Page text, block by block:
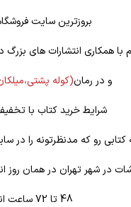
بروزترین سایت
با همکاری انتشارات های
و در رمان(کوله
شرایط خرید کتاب با
کتابی رو که مدنظرتونه را
در شهر تهران در همان روز